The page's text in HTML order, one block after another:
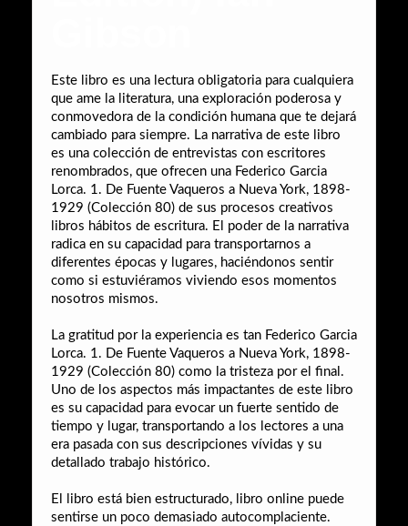
Este libro es una lectura obligatoria para cualquiera
que ame la literatura, una exploración poderosa y
conmovedora de la condición humana que te dejará
cambiado para siempre. La narrativa de este libro
es una colección de entrevistas con escritores
renombrados, que ofrecen una Federico Garcia
Lorca. 1. De Fuente Vaqueros a Nueva York, 1898-
1929 (Colección 80) de sus procesos creativos
libros hábitos de escritura. El poder de la narrativa
radica en su capacidad para transportarnos a
diferentes épocas y lugares, haciéndonos sentir
como si estuviéramos viviendo esos momentos
nosotros mismos.
La gratitud por la experiencia es tan Federico Garcia
Lorca. 1. De Fuente Vaqueros a Nueva York, 1898-
1929 (Colección 80) como la tristeza por el final.
Uno de los aspectos más impactantes de este libro
es su capacidad para evocar un fuerte sentido de
tiempo y lugar, transportando a los lectores a una
era pasada con sus descripciones vívidas y su
detallado trabajo histórico.
El libro está bien estructurado, libro online​ puede
sentirse un poco demasiado autocomplaciente.